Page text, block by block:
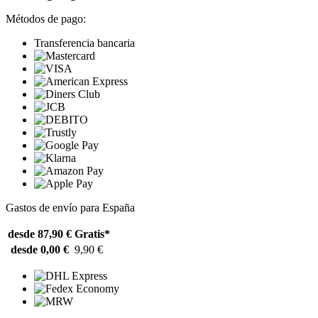
Métodos de pago:
Transferencia bancaria
Gastos de envío para España
desde 87,90 € Gratis*
desde 0,00 € 9,90 €